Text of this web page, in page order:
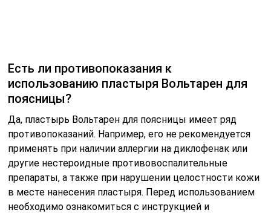
Есть ли противопоказания к
использованию пластыря Вольтарен для
поясницы?
Да, пластырь Вольтарен для поясницы имеет ряд
противопоказаний. Например, его не рекомендуется
применять при наличии аллергии на диклофенак или
другие нестероидные противовоспалительные
препараты, а также при нарушении целостности кожи
в месте нанесения пластыря. Перед использованием
необходимо ознакомиться с инструкцией и